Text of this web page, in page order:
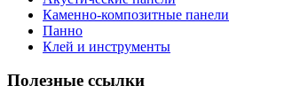
Каменно-композитные панели
Панно
Клей и инструменты
Полезные ссылки